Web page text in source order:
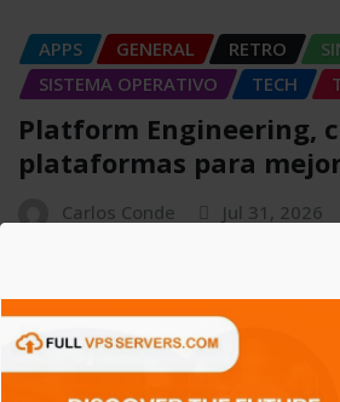
APPS GENERAL RETRO
SISTEMA OPERATIVO
TECH
Platform Engineering,
plataformas para
Carlos Conde Jul 31, 2026
APPS CIBERSEGURIDAD
SIN CATEGORÍA
SISTEMA
TECNOLOGÍA